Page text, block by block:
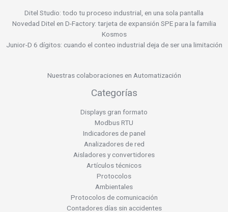
Ditel Studio: todo tu proceso industrial, en una sola pantalla
Novedad Ditel en D-Factory: tarjeta de expansión SPE para la familia
Kosmos
Junior-D 6 dígitos: cuando el conteo industrial deja de ser una limitación
Nuestras colaboraciones en Automatización
Categorías
Displays gran formato
Modbus RTU
Indicadores de panel
Analizadores de red
Aisladores y convertidores
Artículos técnicos
Protocolos
Ambientales
Protocolos de comunicación
Contadores días sin accidentes